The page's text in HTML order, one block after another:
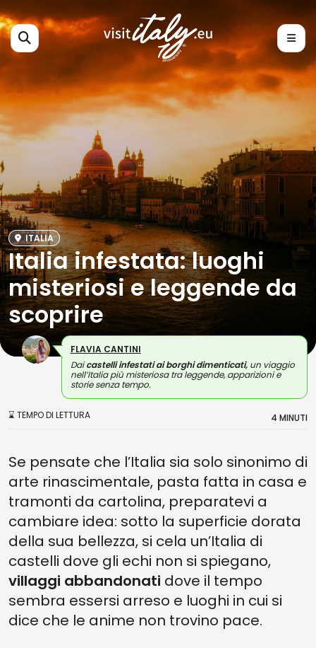
ITALIA
Italia infestata: luoghi
misteriosi e leggende da
scoprire
FLAVIA CANTINI
Daicastelli infestati ai borghi dimenticati,un viaggio
nell’Italia più misteriosa tra leggende, apparizioni e
storie senza tempo.
⌛ TEMPO DI LETTURA 4 MINUTI
Se pensate che l’Italia sia solo sinonimo di
arte rinascimentale, pasta fatta in casa e
tramonti da cartolina, preparatevi a
cambiare idea: sotto la superficie dorata
della sua bellezza, si cela un’Italia di
castelli dove gli echi non si spiegano,
villaggi abbandonati dove il tempo
sembra essersi arreso e luoghi in cui si
dice che le anime non trovino pace.